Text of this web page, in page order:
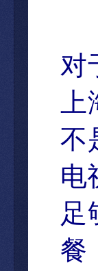
对
不
电
足
餐